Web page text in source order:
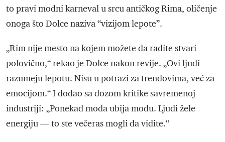
to pravi modni karneval u srcu antičkog Rima, oličenje
onoga što Dolce naziva “vizijom lepote”.
„Rim nije mesto na kojem možete da radite stvari
polovično,“ rekao je Dolce nakon revije. „Ovi ljudi
razumeju lepotu. Nisu u potrazi za trendovima, već za
emocijom.“ I dodao sa dozom kritike savremenoj
industriji: „Ponekad moda ubija modu. Ljudi žele
energiju — to ste večeras mogli da vidite.“